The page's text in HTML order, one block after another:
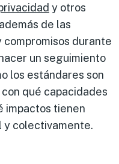
y otros
de las
durante
un seguimiento
los estándares son
qué capacidades
impactos tienen
y colectivamente.